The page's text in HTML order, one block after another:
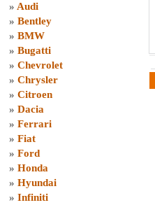
» Audi
» Bentley
» BMW
» Bugatti
» Chevrolet
» Chrysler
» Citroen
» Dacia
» Ferrari
» Fiat
» Ford
» Honda
» Hyundai
» Infiniti